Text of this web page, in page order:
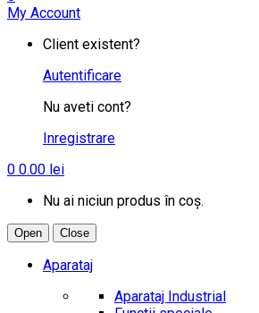
My Account
Client existent?
Autentificare
Nu aveti cont?
Inregistrare
0 0.00 lei
Nu ai niciun produs în coș.
Open Close
Aparataj
Aparataj Industrial